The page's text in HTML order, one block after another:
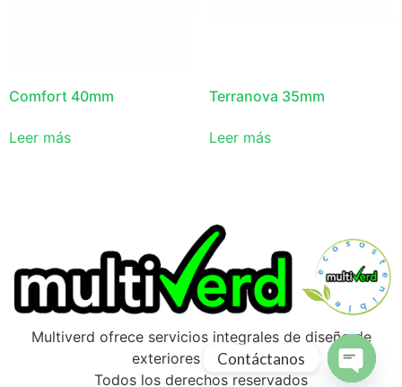
Comfort 40mm
Leer más
Terranova 35mm
Leer más
Multiverd ofrece servicios integrales de diseño de
exteriores en Girona
Todos los derechos reservados
Contáctanos